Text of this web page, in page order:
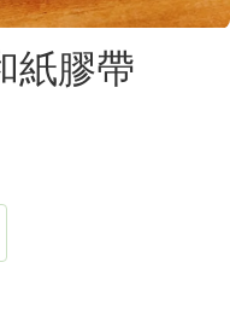
紙膠帶